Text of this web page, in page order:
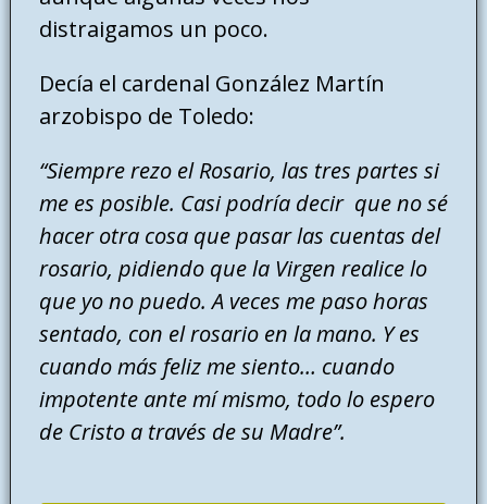
distraigamos un poco.
Decía el cardenal González Martín
arzobispo de Toledo:
“Siempre rezo el Rosario, las tres partes si
me es posible. Casi podría decir que no sé
hacer otra cosa que pasar las cuentas del
rosario, pidiendo que la Virgen realice lo
que yo no puedo. A veces me paso horas
sentado, con el rosario en la mano. Y es
cuando más feliz me siento… cuando
impotente ante mí mismo, todo lo espero
de Cristo a través de su Madre”.